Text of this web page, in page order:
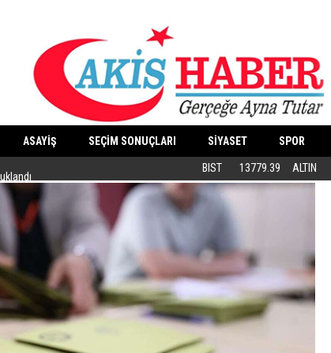
ASAYİŞ SEÇİM SONUÇLARI SİYASET SPOR
ABB’DEN KEDİLERE ÖZEL MERKEZ
BIST 13779.39 ALTIN